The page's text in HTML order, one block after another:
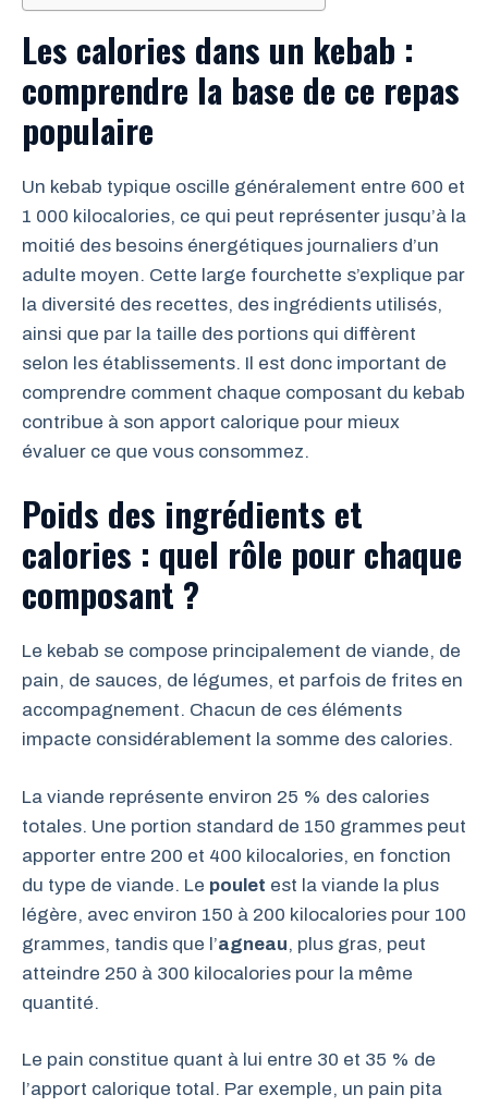
Les calories dans un kebab :
comprendre la base de ce repas
populaire
Un kebab typique oscille généralement entre 600 et
1 000 kilocalories, ce qui peut représenter jusqu’à la
moitié des besoins énergétiques journaliers d’un
adulte moyen. Cette large fourchette s’explique par
la diversité des recettes, des ingrédients utilisés,
ainsi que par la taille des portions qui diffèrent
selon les établissements. Il est donc important de
comprendre comment chaque composant du kebab
contribue à son apport calorique pour mieux
évaluer ce que vous consommez.
Poids des ingrédients et
calories : quel rôle pour chaque
composant ?
Le kebab se compose principalement de viande, de
pain, de sauces, de légumes, et parfois de frites en
accompagnement. Chacun de ces éléments
impacte considérablement la somme des calories.
La viande représente environ 25 % des calories
totales. Une portion standard de 150 grammes peut
apporter entre 200 et 400 kilocalories, en fonction
du type de viande. Le poulet est la viande la plus
légère, avec environ 150 à 200 kilocalories pour 100
grammes, tandis que l’agneau, plus gras, peut
atteindre 250 à 300 kilocalories pour la même
quantité.
Le pain constitue quant à lui entre 30 et 35 % de
l’apport calorique total. Par exemple, un pain pita